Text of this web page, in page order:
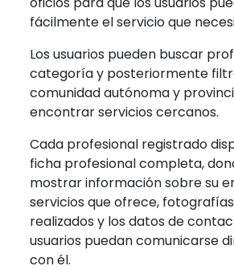
fácilmente el servicio que
Los usuarios pueden buscar
categoría y posteriormente
comunidad autónoma y
encontrar servicios cercanos.
Cada profesional registrado
ficha profesional completa,
mostrar información sobre su
servicios que ofrece,
realizados y los datos de
usuarios puedan comunicarse
con él.